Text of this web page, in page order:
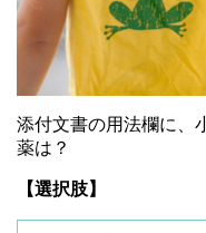
添付文書の用法欄に、
薬は？
【選択肢】